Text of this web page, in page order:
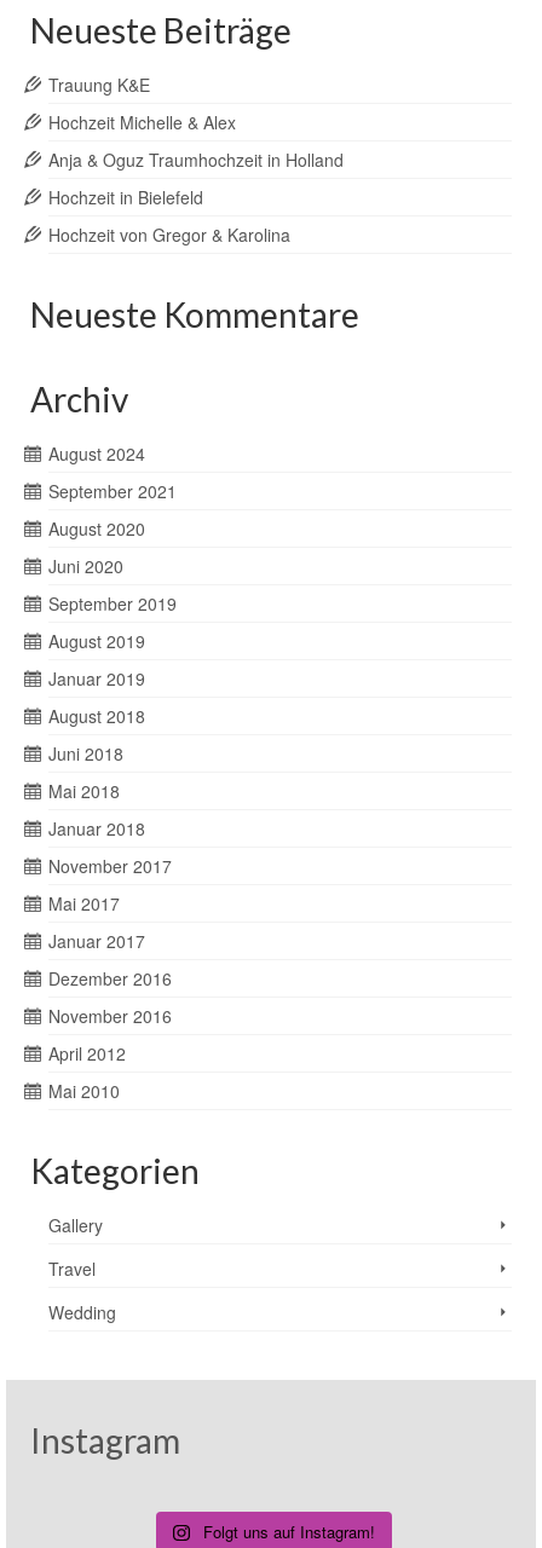
Neueste Beiträge
Trauung K&E
Hochzeit Michelle & Alex
Anja & Oguz Traumhochzeit in Holland
Hochzeit in Bielefeld
Hochzeit von Gregor & Karolina
Neueste Kommentare
Archiv
August 2024
September 2021
August 2020
Juni 2020
September 2019
August 2019
Januar 2019
August 2018
Juni 2018
Mai 2018
Januar 2018
November 2017
Mai 2017
Januar 2017
Dezember 2016
November 2016
April 2012
Mai 2010
Kategorien
Gallery
Travel
Wedding
Instagram
Folgt uns auf Instagram!